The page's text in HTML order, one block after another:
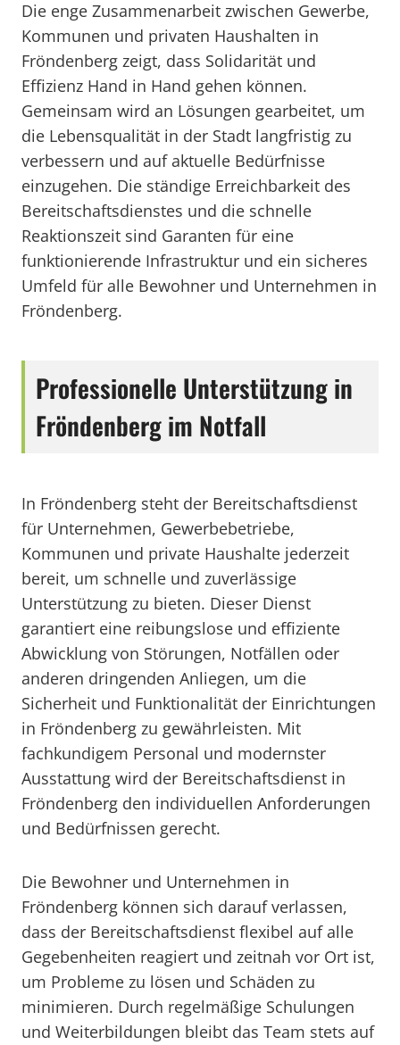
Die enge Zusammenarbeit zwischen Gewerbe,
Kommunen und privaten Haushalten in
Fröndenberg zeigt, dass Solidarität und
Effizienz Hand in Hand gehen können.
Gemeinsam wird an Lösungen gearbeitet, um
die Lebensqualität in der Stadt langfristig zu
verbessern und auf aktuelle Bedürfnisse
einzugehen. Die ständige Erreichbarkeit des
Bereitschaftsdienstes und die schnelle
Reaktionszeit sind Garanten für eine
funktionierende Infrastruktur und ein sicheres
Umfeld für alle Bewohner und Unternehmen in
Fröndenberg.
Professionelle Unterstützung in
Fröndenberg im Notfall
In Fröndenberg steht der Bereitschaftsdienst
für Unternehmen, Gewerbebetriebe,
Kommunen und private Haushalte jederzeit
bereit, um schnelle und zuverlässige
Unterstützung zu bieten. Dieser Dienst
garantiert eine reibungslose und effiziente
Abwicklung von Störungen, Notfällen oder
anderen dringenden Anliegen, um die
Sicherheit und Funktionalität der Einrichtungen
in Fröndenberg zu gewährleisten. Mit
fachkundigem Personal und modernster
Ausstattung wird der Bereitschaftsdienst in
Fröndenberg den individuellen Anforderungen
und Bedürfnissen gerecht.
Die Bewohner und Unternehmen in
Fröndenberg können sich darauf verlassen,
dass der Bereitschaftsdienst flexibel auf alle
Gegebenheiten reagiert und zeitnah vor Ort ist,
um Probleme zu lösen und Schäden zu
minimieren. Durch regelmäßige Schulungen
und Weiterbildungen bleibt das Team stets auf